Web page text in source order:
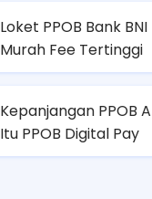
Loket PPOB Bank BNI
Murah Fee Tertinggi
Kepanjangan PPOB
Itu PPOB Digital Pay